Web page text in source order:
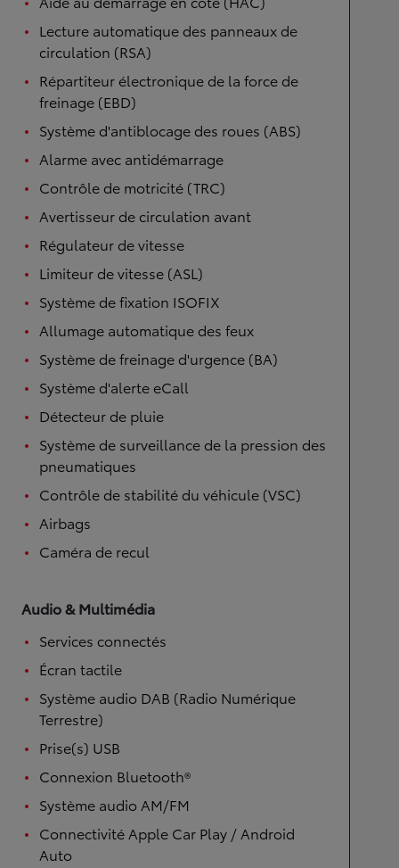
Lecture automatique des panneaux de
circulation (RSA)
Répartiteur électronique de la force de
freinage (EBD)
Système d'antiblocage des roues (ABS)
Alarme avec antidémarrage
Contrôle de motricité (TRC)
Avertisseur de circulation avant
Régulateur de vitesse
Limiteur de vitesse (ASL)
Système de fixation ISOFIX
Allumage automatique des feux
Système de freinage d'urgence (BA)
Système d'alerte eCall
Détecteur de pluie
Système de surveillance de la pression des
pneumatiques
Contrôle de stabilité du véhicule (VSC)
Airbags
Caméra de recul
Audio & Multimédia
Services connectés
Écran tactile
Système audio DAB (Radio Numérique
Terrestre)
Prise(s) USB
Connexion Bluetooth®
Système audio AM/FM
Connectivité Apple Car Play / Android
Auto